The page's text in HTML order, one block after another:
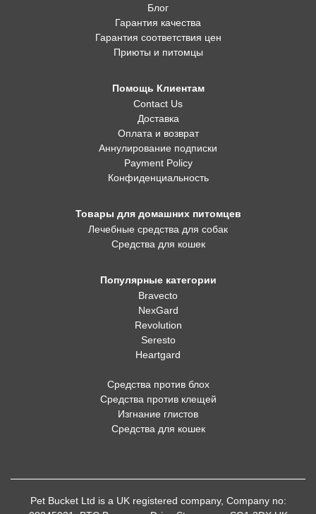
Блог
Гарантия качества
Гарантия соответствия цен
Приюты и питомцы
Помощь Клиентам
Contact Us
Доставка
Оплата и возврат
Аннулирование подписки
Payment Policy
Конфиденциальность
Товары для домашних питомцев
Лечебные средства для собак
Средства для кошек
Популярные категории
Bravecto
NexGard
Revolution
Seresto
Heartgard
Средства против блох
Средства против клещей
Изгнание глистов
Средства для кошек
Pet Bucket Ltd is a UK registered company, Company no: